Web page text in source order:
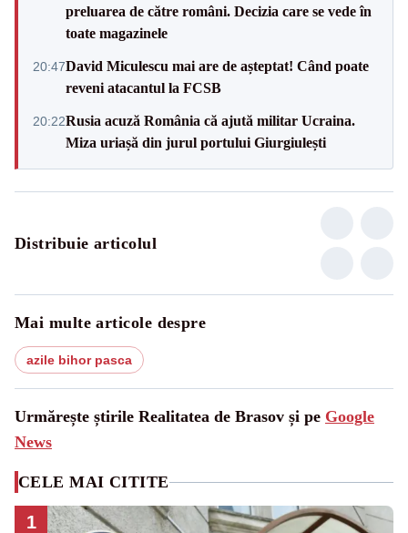
preluarea de către români. Decizia care se vede în
toate magazinele
20:47David Miculescu mai are de așteptat! Când poate
reveni atacantul la FCSB
20:22Rusia acuză România că ajută militar Ucraina.
Miza uriașă din jurul portului Giurgiulești
Distribuie articolul
Mai multe articole despre
azile bihor pasca
Urmărește știrile Realitatea de Brasov și pe Google
News
CELE MAI CITITE
1